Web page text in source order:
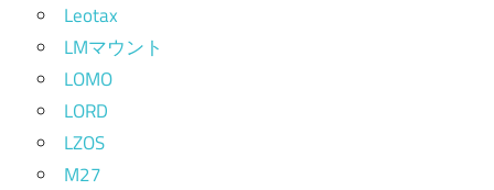
Leotax
LMマウント
LOMO
LORD
LZOS
M27